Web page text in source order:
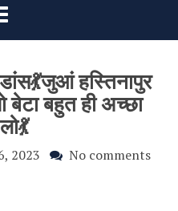
हस्तिनापुर
बहुत ही अच्छा
2023 No comments